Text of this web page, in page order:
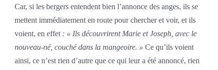
Car, si les bergers entendent bien l’annonce des anges, ils se
mettent immédiatement en route pour chercher et voir, et ils
voient, en effet : « Ils découvrirent Marie et Joseph, avec le
nouveau-né, couché dans la mangeoire. » Ce qu’ils voient
ainsi, ce n’est rien d’autre que ce qui leur a été annoncé, rien